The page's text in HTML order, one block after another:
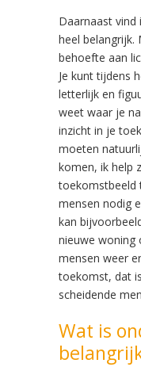
Daarnaast vind
heel belangrijk.
behoefte aan
Je kunt tijdens
letterlijk en
weet waar je
inzicht in je
moeten
komen, ik help
toekomstbeeld
mensen nodig
kan
nieuwe woning
mensen weer
toekomst, dat
scheidende
Wat is